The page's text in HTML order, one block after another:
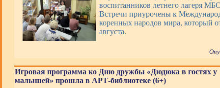
воспитанников летнего лагеря
Встречи приурочены к
коренных народов мира, который
августа.
Игровая программа ко Дню дружбы «Дюдюка в гостях у
малышей» прошла в АРТ-библиотеке (6+)